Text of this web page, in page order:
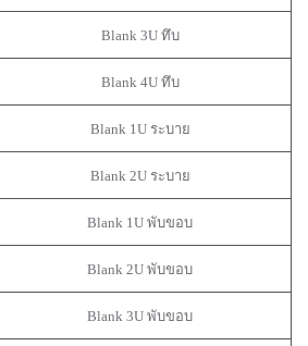
Blank 3U ทึบ
Blank 4U ทึบ
Blank 1U ระบาย
Blank 2U ระบาย
Blank 1U พับขอบ
Blank 2U พับขอบ
Blank 3U พับขอบ